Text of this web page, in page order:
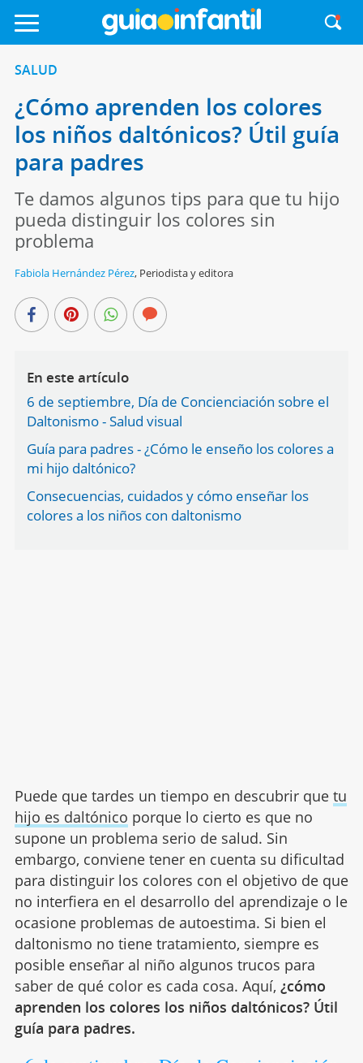
SALUD
¿Cómo aprenden los colores
los niños daltónicos? Útil guía
para padres
Te damos algunos tips para que tu hijo
pueda distinguir los colores sin
problema
Fabiola Hernández Pérez, Periodista y editora
En este artículo
6 de septiembre, Día de Concienciación sobre el
Daltonismo - Salud visual
Guía para padres - ¿Cómo le enseño los colores a
mi hijo daltónico?
Consecuencias, cuidados y cómo enseñar los
colores a los niños con daltonismo
Puede que tardes un tiempo en descubrir que tu
hijo es daltónico porque lo cierto es que no
supone un problema serio de salud. Sin
embargo, conviene tener en cuenta su dificultad
para distinguir los colores con el objetivo de que
no interfiera en el desarrollo del aprendizaje o le
ocasione problemas de autoestima. Si bien el
daltonismo no tiene tratamiento, siempre es
posible enseñar al niño algunos trucos para
saber de qué color es cada cosa. Aquí, ¿cómo
aprenden los colores los niños daltónicos? Útil
guía para padres.